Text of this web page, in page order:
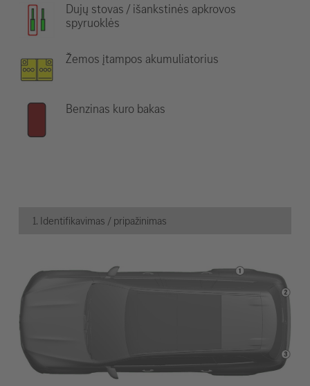
Dujų stovas / išankstinės apkrovos
spyruoklės
Žemos įtampos akumuliatorius
Benzinas kuro bakas
1. Identifikavimas / pripažinimas